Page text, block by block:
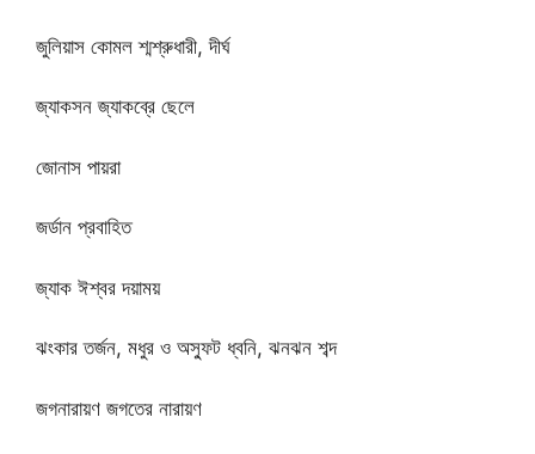
জুলিয়াস কোমল শ্মশ্রুধারী, দীর্ঘ
জ্যাকসন জ্যাকব্রে ছেলে
জোনাস পায়রা
জর্ডান প্রবাহিত
জ্যাক ঈশ্বর দয়াময়
ঝংকার তর্জন, মধুর ও অস্ফুট ধ্বনি, ঝনঝন শব্দ
জগনারায়ণ জগতের নারায়ণ